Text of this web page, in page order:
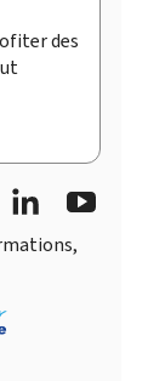
des
LinkedIn